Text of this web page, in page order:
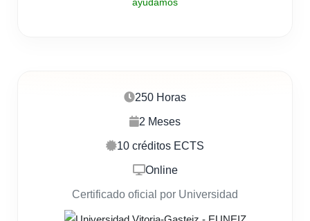
250 Horas
2 Meses
10 créditos ECTS
Online
Certificado oficial por Universidad